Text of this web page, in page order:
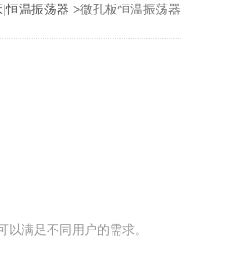
恒温振荡器 >微孔板恒温振荡器
满足不同用户的需求。